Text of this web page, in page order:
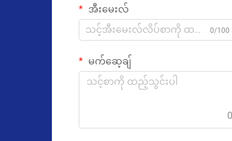
အီးမေးလ်
0/100
မက်ဆေ့ချ်